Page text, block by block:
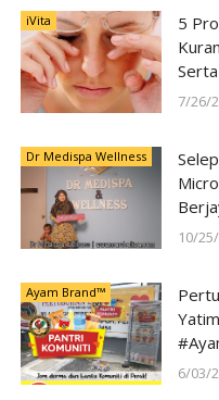
iVita
5
7/26/
Dr Medispa Wellness
10/
Ayam Brand™
6/03/